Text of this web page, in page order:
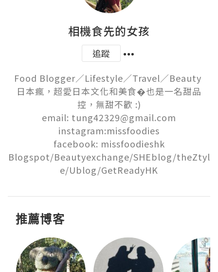
相機食先的女孩
追蹤
Food Blogger／Lifestyle／Travel／Beauty
日本瘋，超愛日本文化和美食�也是一名甜品
控，無甜不歡 :)
email: tung42329@gmail.com
instagram:missfoodies
facebook: missfoodieshk
Blogspot/Beautyexchange/SHEblog/theZtyl
e/Ublog/GetReadyHK
推薦博客